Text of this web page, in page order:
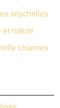
seychelles
et nature
charmes